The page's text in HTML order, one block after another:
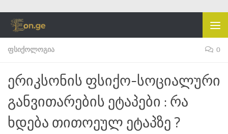
Skip to content
ᲤᲡᲘᲥᲝᲚᲝᲒᲘᲐ 0
ერიკსონის ფსიქო-სოციალური
განვითარების ეტაპები : რა
ხდება თითოეულ ეტაპზე ?